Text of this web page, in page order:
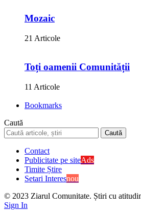
Mozaic
21 Articole
Toți oamenii Comunității
11 Articole
Bookmarks
Caută
Contact
Publicitate pe siteAds
Timite Știre
Setari Interesnou
© 2023 Ziarul Comunitate. Știri cu
Sign In